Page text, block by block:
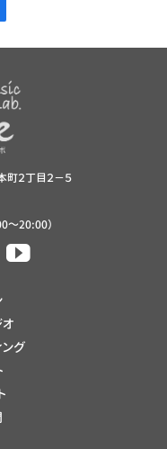
２丁目２−５
～20:00）
グ